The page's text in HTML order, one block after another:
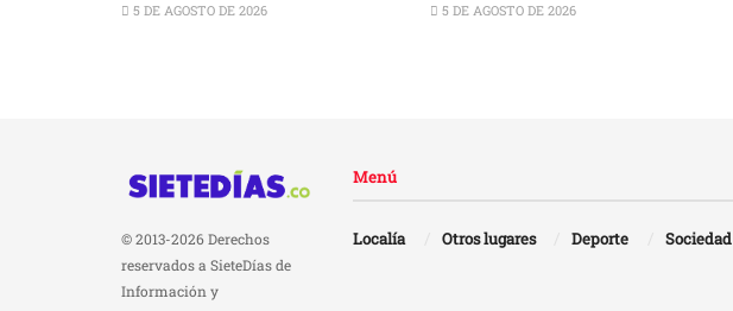
5 DE AGOSTO DE 2026 5 DE AGOSTO DE 2026
© 2013-2026 Derechos
reservados a SieteDías de
Información y
Menú
Localía Otros lugares Deporte Sociedad